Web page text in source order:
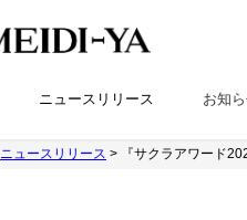
ニュースリリース お知
ニュースリリース > 『サクラアワード